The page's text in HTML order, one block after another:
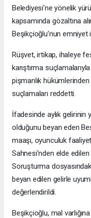
Belediyesi’ne yönelik
kapsamında gözaltına
Beşikçioğlu’nun emniyet
Rüşvet, irtikap, ihaleye
karıştırma
pişmanlık
suçlamaları reddetti.
İfadesinde aylık gelirinin
olduğunu beyan eden
maaşı, oyunculuk
Sahnesi’nden elde
Soruşturma
beyan edilen gelirle
değerlendirildi.
Beşikçioğlu, mal